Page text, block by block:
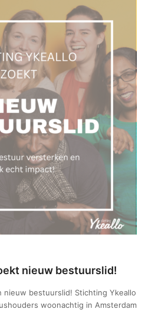
nieuw bestuurslid!
nieuw bestuurslid! Stichting Ykeallo
woonachtig in Amsterdam